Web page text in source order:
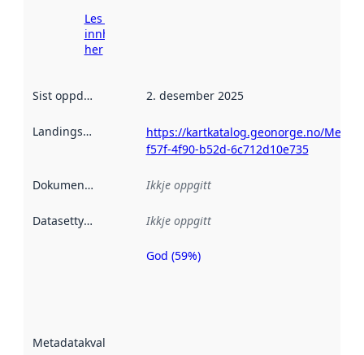
Les meir om
innhenting
her
Sist oppdatert 2. desember 2025
Landingsside
https://kartkatalog.geonorge.no/
f57f-4f90-b52d-6c712d10e735
Dokumentasjon Ikkje oppgitt
Datasettype Ikkje oppgitt
Metadatakvalitet
Metadatakvalitet
God (59%)